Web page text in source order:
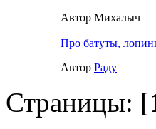
Автор Михалыч
Про батуты,
Автор Раду
Страницы: [